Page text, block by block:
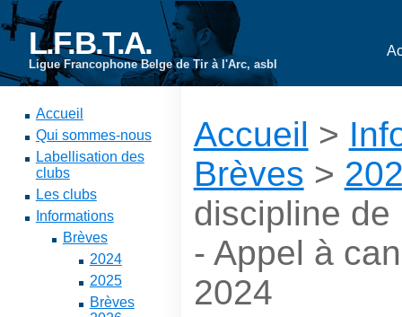
L.F.B.T.A.
Ligue Francophone Belge de Tir à l'Arc, asbl
Accueil
Qui sommes-nous
Labellisation des
clubs
Les clubs
Informations
Brèves
2024
2025
Brèves
Accueil >
Brèves >
discipline de
- Appel à
2024